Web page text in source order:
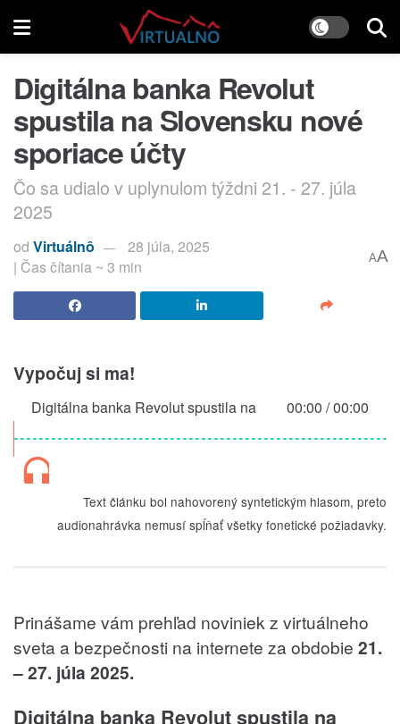
Digitálna banka Revolut
spustila na Slovensku nové
sporiace účty
Čo sa udialo v uplynulom týždni 21. - 27. júla
2025
od Virtuálnô
28 júla, 2025
| Čas čítania ~ 3 min
AA
Vypočuj si ma!
Digitálna banka Revolut spustila na
Slovensku nové sporiace účty
00:00 /00:00
Text článku bol nahovorený syntetickým hlasom, preto
audionahrávka nemusí spĺňať všetky fonetické požiadavky.
Prinášame vám prehľad noviniek z virtuálneho
sveta a bezpečnosti na internete za obdobie 21.
– 27. júla 2025.
Digitálna banka Revolut spustila na